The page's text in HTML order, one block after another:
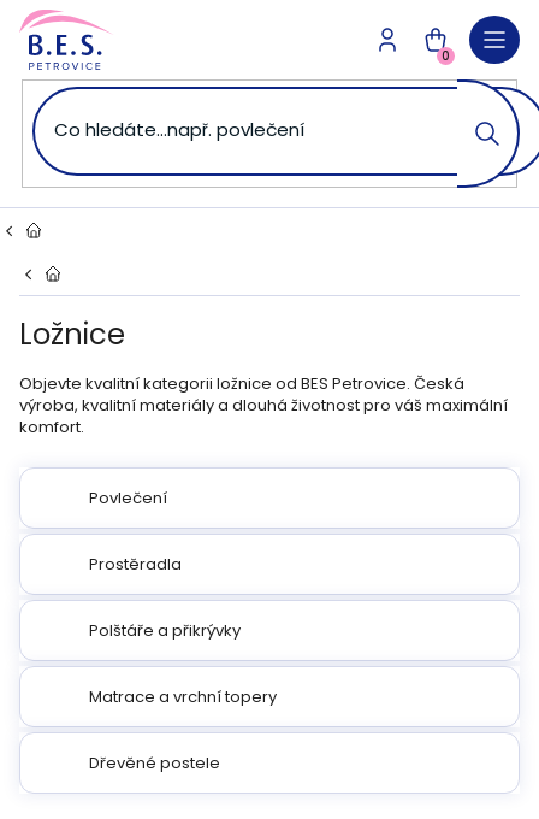
Přejít
obsah
NÁKUPNÍ
KOŠÍK
0
Domů
Domů
Ložnice
Objevte kvalitní kategorii ložnice od BES Petrovice. Česká
výroba, kvalitní materiály a dlouhá životnost pro váš maximální
komfort.
Povlečení
Prostěradla
Polštáře a přikrývky
Matrace a vrchní topery
Dřevěné postele